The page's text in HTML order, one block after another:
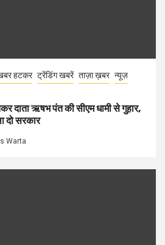
हटकर ट्रेंडिंग खबरें ताज़ा ख़बर न्यूज़
दाता ऋषभ पंत की सीएम धामी से गुहार,
दो सरकार
Warta